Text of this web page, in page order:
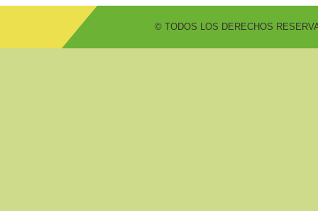
© TODOS LOS DERECHOS